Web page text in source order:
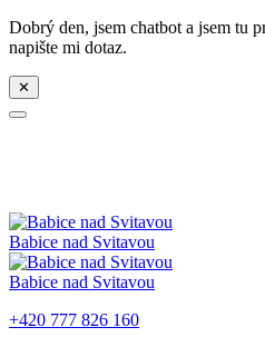
Dobrý den, jsem chatbot a jsem tu
napište mi dotaz.
✕
Babice nad Svitavou
Babice nad Svitavou
+420 777 826 160